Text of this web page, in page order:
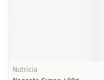
Nutricia